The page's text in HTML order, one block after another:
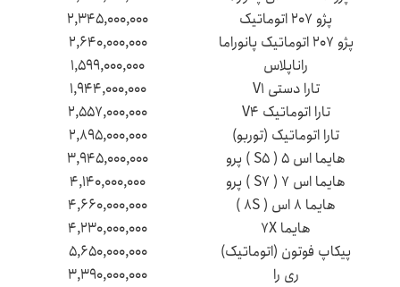
پژو ۲۰۷ اتوماتیک
۲,۳۴۵,۰۰۰,۰۰۰
پژو ۲۰۷ اتوماتیک پانوراما
۲,۶۴۰,۰۰۰,۰۰۰
راناپلاس
۱,۵۹۹,۰۰۰,۰۰۰
تارا دستی V۱
۱,۹۴۴,۰۰۰,۰۰۰
تارا اتوماتیک V۴
۲,۵۵۷,۰۰۰,۰۰۰
تارا اتوماتیک (توربو)
۲,۸۹۵,۰۰۰,۰۰۰
هایما اس ۵ ( S۵ ) پرو
۳,۹۴۵,۰۰۰,۰۰۰
هایما اس ۷ ( S۷ ) پرو
۴,۱۴۰,۰۰۰,۰۰۰
هایما ۸ اس ( ۸S )
۴,۶۶۰,۰۰۰,۰۰۰
هایما ۷X
۴,۲۳۰,۰۰۰,۰۰۰
پیکاپ فوتون (اتوماتیک)
۵,۶۵۰,۰۰۰,۰۰۰
ری را
۳,۳۹۰,۰۰۰,۰۰۰